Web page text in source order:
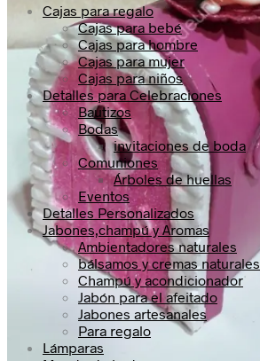
Cajas para regalo
Cajas para bebé
Cajas para hombre
Cajas para mujer
Cajas para niños
Detalles para Celebraciones
Bautizos
Bodas
invitaciones de boda
Comuniones
Árboles de huellas
Eventos
Detalles Personalizados
Jabones,champú y Aromas
Ambientadores naturales
bálsamos y cremas naturales
Champú y acondicionador
Jabón para el afeitado
Jabones artesanales
Para regalo
Lámparas